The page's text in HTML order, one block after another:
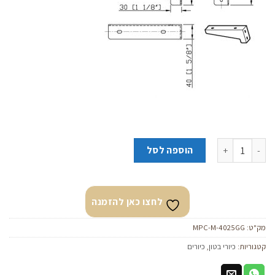
כמות של כיור בטון תלוי ״מונו מלבני״ אוליב
הוספה לסל
לחצו כאן להזמנה
מק"ט: MPC-M-4025GG
קטגוריות: כיורי בטון, כיורים